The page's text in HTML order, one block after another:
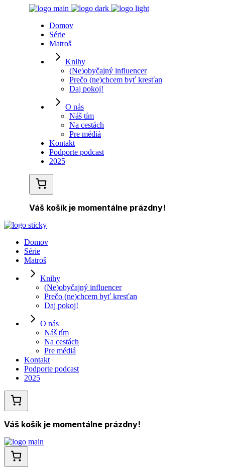
Domov
Série
Matroš
Knihy
(Ne)obyčajný influencer
Prečo (ne)chcem byť kresťan
Daj pokoj!
O nás
Náš tím
Na cestách
Pre médiá
Kontakt
Podporte podcast
2025
Váš košík je momentálne prázdny!
Domov
Série
Matroš
Knihy
(Ne)obyčajný influencer
Prečo (ne)chcem byť kresťan
Daj pokoj!
O nás
Náš tím
Na cestách
Pre médiá
Kontakt
Podporte podcast
2025
Váš košík je momentálne prázdny!